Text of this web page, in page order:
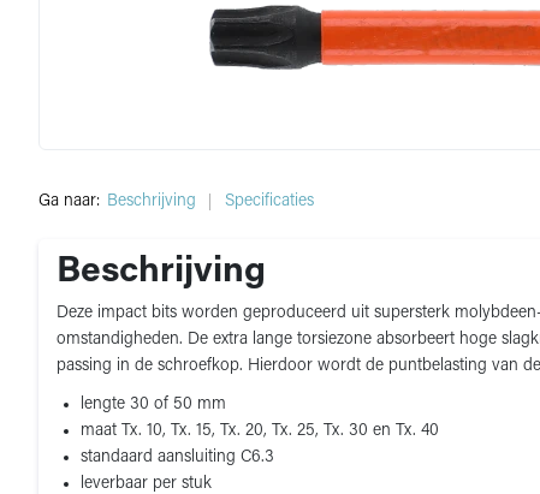
Ga naar: Beschrijving Specificaties
Beschrijving
Deze impact bits worden geproduceerd uit supersterk
omstandigheden. De extra lange torsiezone absorbeert hoge
passing in de schroefkop. Hierdoor wordt de puntbelasting van
lengte 30 of 50 mm
maat Tx. 10, Tx. 15, Tx. 20, Tx. 25, Tx. 30 en Tx. 40
standaard aansluiting C6.3
leverbaar per stuk